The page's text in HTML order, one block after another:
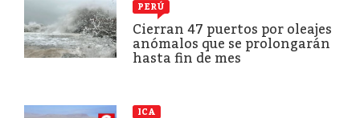
PERÚ
Cierran 47 puertos por oleajes
anómalos que se prolongarán
hasta fin de mes
ICA